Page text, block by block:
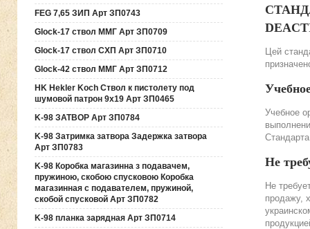
FEG 7,65 ЗИП Арт ЗП0743
Glock-17 ствол ММГ Арт ЗП0709
Glock-17 ствол СХП Арт ЗП0710
Glock-42 ствол ММГ Арт ЗП0712
HK Hekler Koch Ствол к пистолету под
шумовой патрон 9х19 Арт ЗП0465
K-98 ЗАТВОР Арт ЗП0784
K-98 Затримка затвора Задержка затвора
Арт ЗП0783
K-98 Коробка магазинна з подавачем,
пружиною, скобою спусковою Коробка
магазинная с подавателем, пружиной,
скобой спусковой Арт ЗП0782
K-98 планка зарядная Арт ЗП0714
Цей
Учебное
Не
Не
продажу,